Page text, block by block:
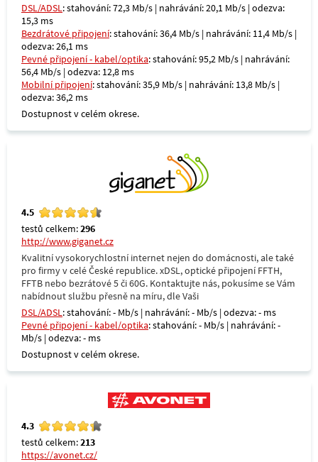
DSL/ADSL: stahování: 72,3 Mb/s | nahrávání: 20,1 Mb/s | odezva:
15,3 ms
Bezdrátové připojení: stahování: 36,4 Mb/s | nahrávání: 11,4 Mb/s |
odezva: 26,1 ms
Pevné připojení - kabel/optika: stahování: 95,2 Mb/s | nahrávání:
56,4 Mb/s | odezva: 12,8 ms
Mobilní připojení: stahování: 35,9 Mb/s | nahrávání: 13,8 Mb/s |
odezva: 36,2 ms
Dostupnost v celém okrese.
4.5
testů celkem:296
http://www.giganet.cz
Kvalitní vysokorychlostní internet nejen do domácnosti, ale také
pro firmy v celé České republice. xDSL, optické připojení FFTH,
FFTB nebo bezrátové 5 či 60G. Kontaktujte nás, pokusíme se Vám
nabídnout službu přesně na míru, dle Vaši
DSL/ADSL: stahování: - Mb/s | nahrávání: - Mb/s | odezva: - ms
Pevné připojení - kabel/optika: stahování: - Mb/s | nahrávání: -
Mb/s | odezva: - ms
Dostupnost v celém okrese.
4.3
testů celkem:213
https://avonet.cz/